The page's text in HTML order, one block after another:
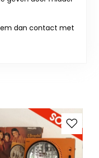
dan contact met